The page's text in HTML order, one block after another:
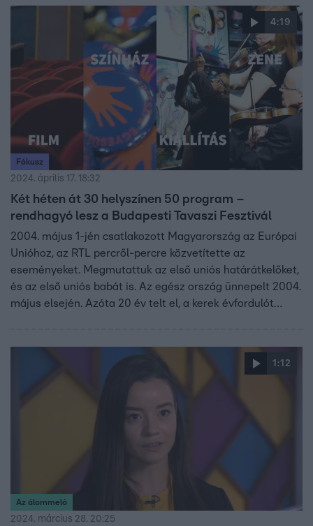
4:19
Fókusz
2024. április 17. 18:32
Két héten át 30 helyszínen 50 program –
rendhagyó lesz a Budapesti Tavaszi Fesztivál
2004. május 1-jén csatlakozott Magyarország az Európai
Unióhoz, az RTL percről-percre közvetítette az
eseményeket. Megmutattuk az első uniós határátkelőket,
és az első uniós babát is. Az egész ország ünnepelt 2004.
május elsején. Azóta 20 év telt el, a kerek évfordulót
1:12
Az álommeló
2024. március 28. 20:25